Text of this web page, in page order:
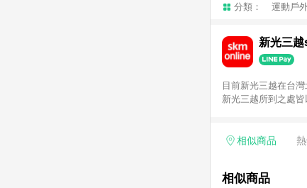
分類： 運動戶
新光三
目前新光三越在台
新光三越所到之處
相似商品
相似商品